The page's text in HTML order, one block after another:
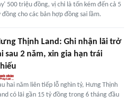
500 triệu đồng, vị chi là tốn kém đến cả 5
đồng cho các bản hợp đồng sai lầm.
Thịnh Land: Ghi nhận lãi trở
sau 2 năm, xin gia hạn trái
hai năm liên tiếp lỗ nghìn tỷ, Hưng Thịnh
có lãi gần 15 tỷ đồng trong 6 tháng đầu